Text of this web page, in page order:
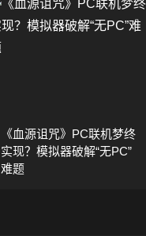
《血源诅咒》PC联机梦终
实现？模拟器破解“无PC”
难题